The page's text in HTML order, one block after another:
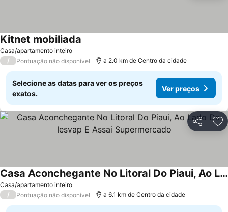
Casa/apartamento inteiro
Kitnet mobiliada
/ Pontuação não disponível a 2.0 km de Centro da cidade
Selecione as datas para ver os preços
exatos.
Ver preços
Partilhar
Casa/apartamento inteiro
Casa Aconchegante No Litoral Do Piaui, Ao Lado Da Iesvap E Assai Supermercado
/ Pontuação não disponível a 6.1 km de Centro da cidade